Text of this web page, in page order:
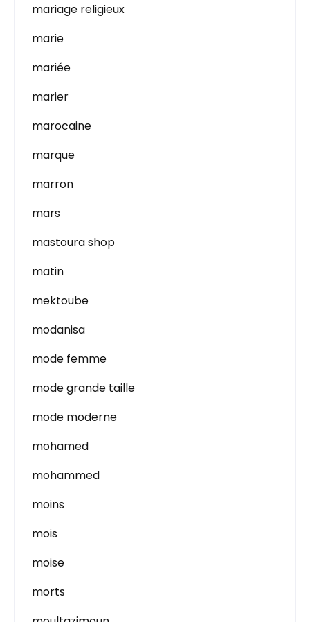
mariage religieux
marie
mariée
marier
marocaine
marque
marron
mars
mastoura shop
matin
mektoube
modanisa
mode femme
mode grande taille
mode moderne
mohamed
mohammed
moins
mois
moise
morts